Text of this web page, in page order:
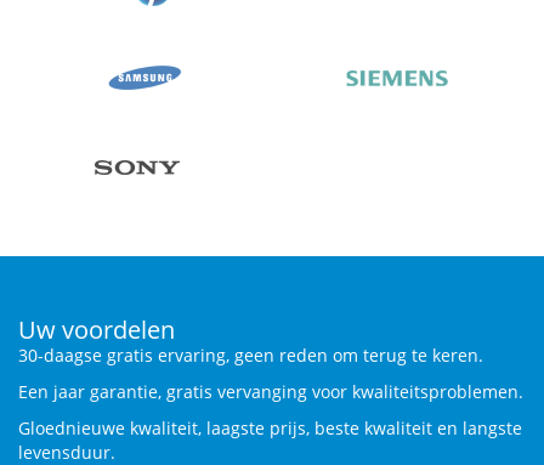
Uw voordelen
30-daagse gratis ervaring, geen reden om terug te keren.
Een jaar garantie, gratis vervanging voor kwaliteitsproblemen.
Gloednieuwe kwaliteit, laagste prijs, beste kwaliteit en langste
levensduur.